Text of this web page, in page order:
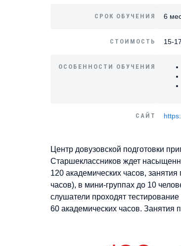
СРОК ОБУЧЕНИЯ 6
СТОИМОСТЬ 15-
ОСОБЕННОСТИ ОБУЧЕНИЯ
САЙТ
Центр довузовской подготовки
Старшеклассников ждет
120 академических часов,
часов), в мини-группах до 10
слушатели проходят
60 академических часов. Занятия